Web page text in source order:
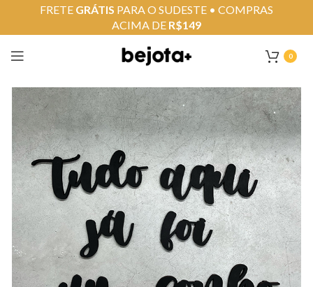
0
FRETE GRÁTIS PARA O SUDESTE • COMPRAS
ACIMA DE R$149